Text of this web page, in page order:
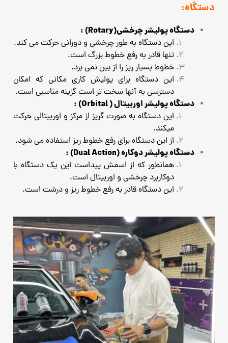
دستگاه:
دستگاه پولیشر چرخشی(Rotary) :
این دستگاه به طور چرخشی و دورانی حرکت می کند.
تنها قادر به رفع خطوط بزرگ است.
خطوط بسیار ریز را از بین نمی برد.
این دستگاه برای پولیش کاری مکانی که امکان
دسترسی به آنها سخت تر است گزینه مناسبی است.
دستگاه پولیشر اوربیتال ( Orbital) :
این دستگاه به صورت گریز از مرکز و اوربیتالی حرکت
میکند.
از این دستگاه برای رفع خطوط ریز استفاده می شود.
دستگاه پولیشر دوکاره (Dual Action) :
همانطور که از اسمش پیداست این یک دستگاه با
دوکاربرد چرخشی و اوربیتال است.
این دستگاه قادر به رفع خطوط ریز و درشت است.